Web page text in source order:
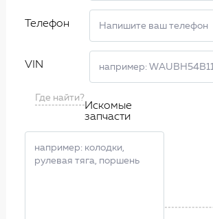
Телефон
VIN
Где найти?
Искомые
запчасти